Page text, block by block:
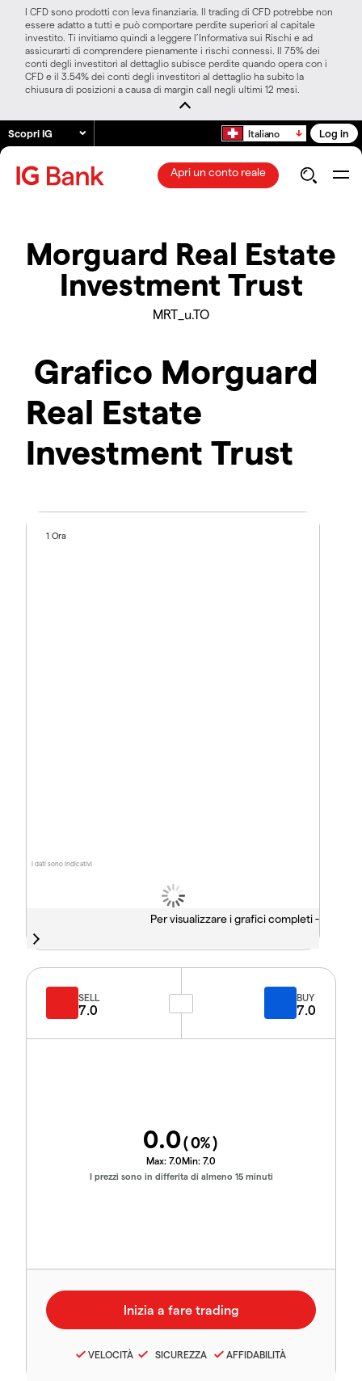
I CFD sono prodotti con leva finanziaria. Il trading di CFD potrebbe non
essere adatto a tutti e può comportare perdite superiori al capitale
investito. Ti invitiamo quindi a leggere l’Informativa sui Rischi e ad
assicurarti di comprendere pienamente i rischi connessi. Il 75% dei
conti degli investitori al dettaglio subisce perdite quando opera con i
CFD e il 3.54% dei conti degli investitori al dettaglio ha subito la
chiusura di posizioni a causa di margin call negli ultimi 12 mesi.
Scopri IG Italiano Log in
Apri un conto reale
Morguard Real Estate
Investment Trust
MRT_u.TO
Grafico Morguard
Real Estate
Investment Trust
I dati sono indicativi
1 Ora
Per visualizzare i grafici completi -
SELL
7.0
BUY
7.0
0.0(0%)
Max: 7.0Min: 7.0
I prezzi sono in differita di almeno 15 minuti
VELOCITÀ SICUREZZA AFFIDABILITÀ